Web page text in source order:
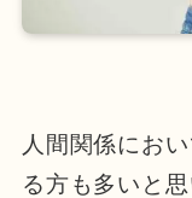
人間関係にお
る方も多いと思